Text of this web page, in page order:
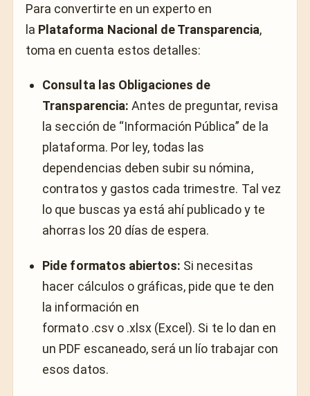
Para convertirte en un experto en
la Plataforma Nacional de Transparencia,
toma en cuenta estos detalles:
Consulta las Obligaciones de
Transparencia: Antes de preguntar, revisa
la sección de “Información Pública” de la
plataforma. Por ley, todas las
dependencias deben subir su nómina,
contratos y gastos cada trimestre. Tal vez
lo que buscas ya está ahí publicado y te
ahorras los 20 días de espera.
Pide formatos abiertos: Si necesitas
hacer cálculos o gráficas, pide que te den
la información en
formato .csvo .xlsx (Excel). Si te lo dan en
un PDF escaneado, será un lío trabajar con
esos datos.